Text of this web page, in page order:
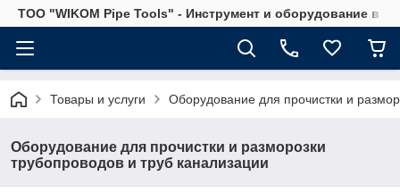
ТОО "WIKOM Pipe Tools" - Инструмент и оборудование в
Товары и услуги Оборудование для прочистки и
Оборудование для прочистки и разморозки
трубопроводов и труб канализации